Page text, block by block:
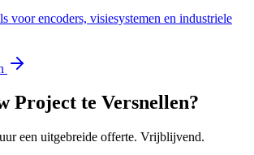
voor encoders, visiesystemen en industriele
Project te Versnellen?
een uitgebreide offerte. Vrijblijvend.